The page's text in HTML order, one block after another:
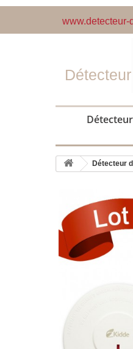
www.detecteur-
Détecteur
Détecteur